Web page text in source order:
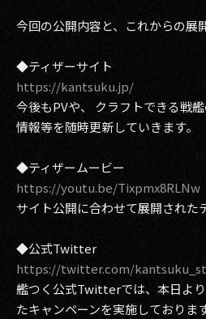
今回の公開内容と、これからの展
◆ティザーサイト
https://kantsuku.jp/
今後もPVや、 クラフトできる戦
情報等を随時更新していきます。
◆ティザームービー
https://youtu.be/Tixpmx8RLNw
サイト公開に合わせて展開された
◆公式Twitter
https://twitter.com/
艦つく公式Twitterでは、本日よ
たキャンペーンを実施しておりま